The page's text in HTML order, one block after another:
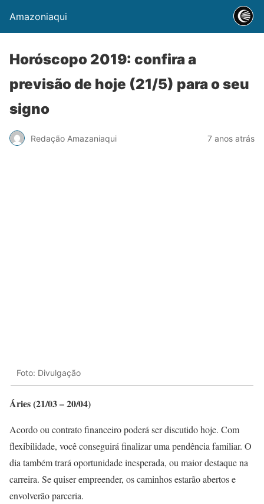
Amazoniaqui
Horóscopo 2019: confira a
previsão de hoje (21/5) para o seu
signo
Redação Amazaniaqui 7 anos atrás
Foto: Divulgação
Áries (21/03 – 20/04)
Acordo ou contrato financeiro poderá ser discutido hoje. Com
flexibilidade, você conseguirá finalizar uma pendência familiar. O
dia também trará oportunidade inesperada, ou maior destaque na
carreira. Se quiser empreender, os caminhos estarão abertos e
envolverão parceria.